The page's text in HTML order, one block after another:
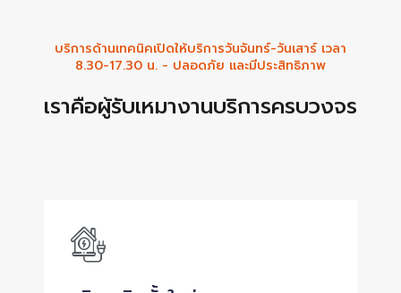
บริการด้านเทคนิคเปิดให้บริการวันจันทร์-วันเสาร์ เวลา
8.30-17.30 น. - ปลอดภัย และมีประสิทธิภาพ
เราคือผู้รับเหมางานบริการครบวงจร